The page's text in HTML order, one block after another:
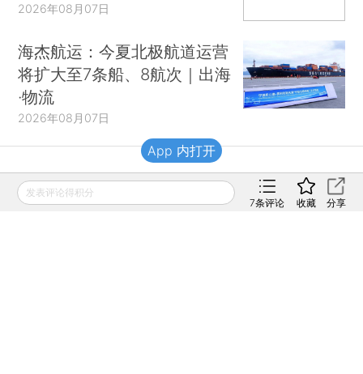
2026年08月07日
海杰航运：今夏北极航道运营
将扩大至7条船、8航次｜出海
·物流
2026年08月07日
财新移动
发表评论得积分
7条评论 收藏 分享
App 内打开